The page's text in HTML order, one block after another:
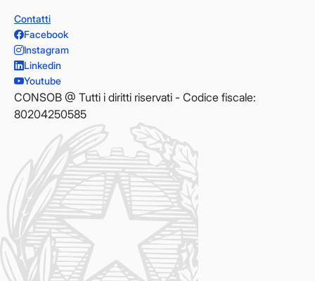
Contatti
Facebook
Instagram
Linkedin
Youtube
CONSOB @ Tutti i diritti riservati - Codice fiscale:
80204250585